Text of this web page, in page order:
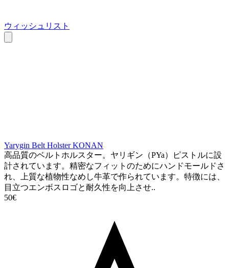
ウィッシュリスト
Yarygin Belt Holster KONAN
高品質のベルトホルスター。ヤリギン（PYa）ピストルに設
計されています。精密なフィットのためにハンドモールドさ
れ、上質な植物性なめし牛革で作られています。特徴には、
目立つエンボスロゴと耐久性を向上させ..
50€